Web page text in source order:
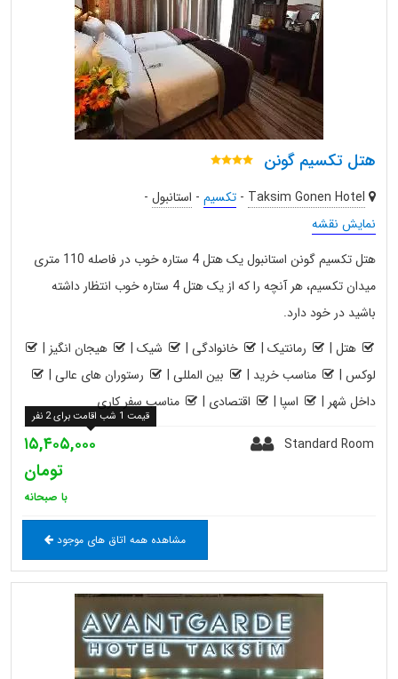
هتل تکسیم گونن
Taksim Gonen Hotel
- تکسیم - استانبول -
نمایش نقشه
هتل تکسیم گونن استانبول یک هتل 4 ستاره خوب در فاصله 110 متری
میدان تکسیم، هر آنچه را که از یک هتل 4 ستاره خوب انتظار داشته
باشید در خود دارد.
هتل | رمانتیک | خانوادگی | شیک | هیجان انگیز |
لوکس | مناسب خرید | بین المللی | رستوران های عالی |
داخل شهر | اسپا | اقتصادی | مناسب سفر کاری
Standard Room
۱۵,۴۰۵,۰۰۰
تومان
با صبحانه
قیمت 1 شب اقامت برای 2 نفر
مشاهده همه اتاق های موجود